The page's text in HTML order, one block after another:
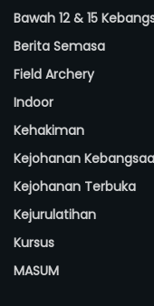
Bawah 12 & 15
Berita Semasa
Field Archery
Indoor
Kehakiman
Kejohanan
Kejohanan Terbuka
Kejurulatihan
Kursus
MASUM